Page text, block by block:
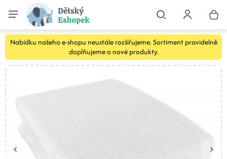
Nabídku našeho e-shopu neustále rozšiřujeme. Sortiment pravidelně
doplňujeme o nové produkty.